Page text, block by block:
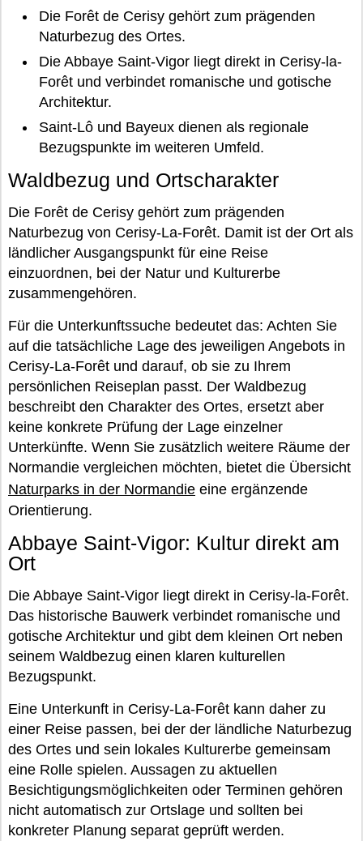
Die Forêt de Cerisy gehört zum prägenden
Naturbezug des Ortes.
Die Abbaye Saint-Vigor liegt direkt in Cerisy-la-
Forêt und verbindet romanische und gotische
Architektur.
Saint-Lô und Bayeux dienen als regionale
Bezugspunkte im weiteren Umfeld.
Waldbezug und Ortscharakter
Die Forêt de Cerisy gehört zum prägenden
Naturbezug von Cerisy-La-Forêt. Damit ist der Ort als
ländlicher Ausgangspunkt für eine Reise
einzuordnen, bei der Natur und Kulturerbe
zusammengehören.
Für die Unterkunftssuche bedeutet das: Achten Sie
auf die tatsächliche Lage des jeweiligen Angebots in
Cerisy-La-Forêt und darauf, ob sie zu Ihrem
persönlichen Reiseplan passt. Der Waldbezug
beschreibt den Charakter des Ortes, ersetzt aber
keine konkrete Prüfung der Lage einzelner
Unterkünfte. Wenn Sie zusätzlich weitere Räume der
Normandie vergleichen möchten, bietet die Übersicht
Naturparks in der Normandie eine ergänzende
Orientierung.
Abbaye Saint-Vigor: Kultur direkt am
Ort
Die Abbaye Saint-Vigor liegt direkt in Cerisy-la-Forêt.
Das historische Bauwerk verbindet romanische und
gotische Architektur und gibt dem kleinen Ort neben
seinem Waldbezug einen klaren kulturellen
Bezugspunkt.
Eine Unterkunft in Cerisy-La-Forêt kann daher zu
einer Reise passen, bei der der ländliche Naturbezug
des Ortes und sein lokales Kulturerbe gemeinsam
eine Rolle spielen. Aussagen zu aktuellen
Besichtigungsmöglichkeiten oder Terminen gehören
nicht automatisch zur Ortslage und sollten bei
konkreter Planung separat geprüft werden.